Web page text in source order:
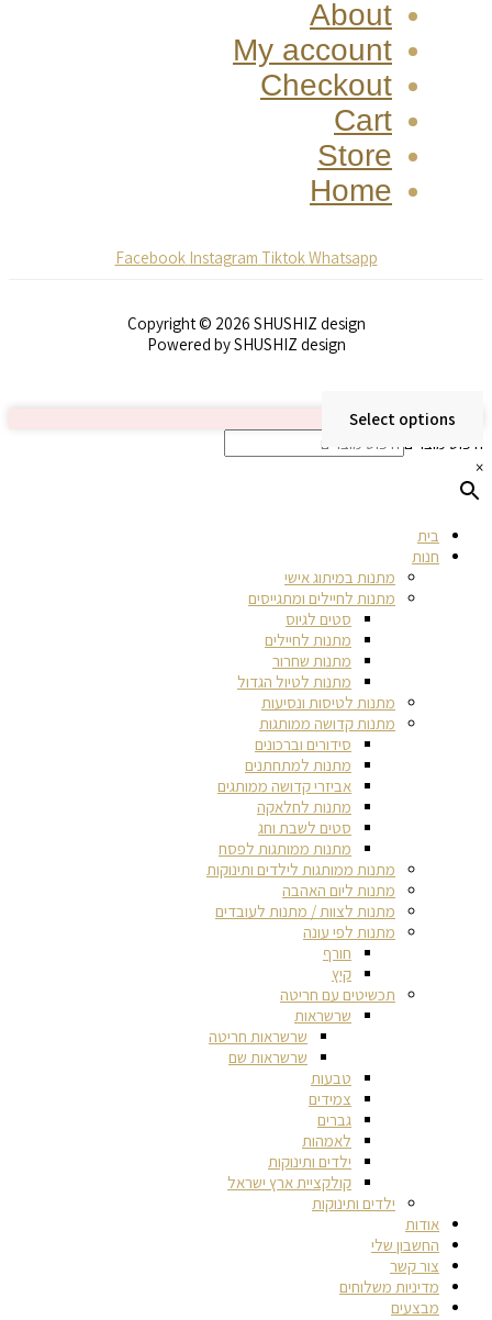
About
My account
Checkout
Cart
Store
Home
Facebook Instagram TiktokWhatsapp
Copyright © 2026 SHUSHIZ design
Powered by SHUSHIZ design
Select options
חיפוש מוצרים
×
בית
חנות
מתנות במיתוג אישי
מתנות לחיילים ומתגייסים
סטים לגיוס
מתנות לחיילים
מתנות שחרור
מתנות לטיול הגדול
מתנות לטיסות ונסיעות
מתנות קדושה ממותגות
סידורים וברכונים
מתנות למתחתנים
אביזרי קדושה ממותגים
מתנות לחלאקה
סטים לשבת וחג
מתנות ממותגות לפסח
מתנות ממותגות לילדים ותינוקות
מתנות ליום האהבה
מתנות לצוות / מתנות לעובדים
מתנות לפי עונה
חורף
קיץ
תכשיטים עם חריטה
שרשראות
שרשראות חריטה
שרשראות שם
טבעות
צמידים
גברים
לאמהות
ילדים ותינוקות
קולקציית ארץ ישראל
ילדים ותינוקות
אודות
החשבון שלי
צור קשר
מדיניות משלוחים
מבצעים